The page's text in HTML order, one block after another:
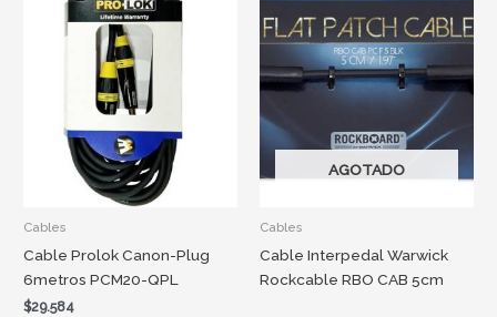
Cables
Cable Prolok Canon-Plug
6metros PCM20-QPL
$29.584
AGOTADO
Cables
Cable Interpedal Warwick
Rockcable RBO CAB 5cm